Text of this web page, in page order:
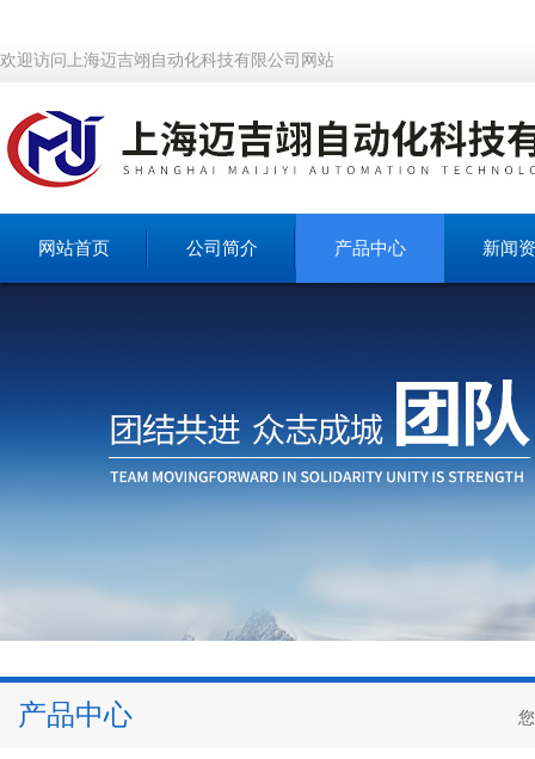
欢迎访问上海迈吉翊自动化科技有限公司网站
网站首页 公司简介 产品中心 新闻
产品中心